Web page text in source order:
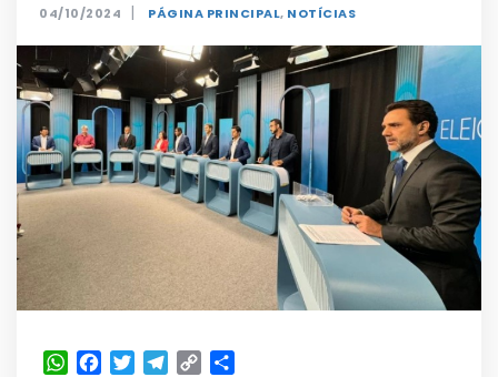
04/10/2024 | PÁGINA PRINCIPAL, NOTÍCIAS
WhatsApp
Facebook
TwitterTelegram
Copy